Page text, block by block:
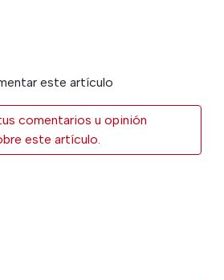
este artículo
comentarios u opinión
este artículo.